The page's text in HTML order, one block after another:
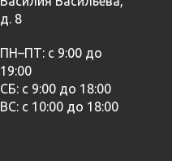
д. 8
ПН–ПТ: с 9:00 до
19:00
СБ: с 9:00 до 18:00
ВС: с 10:00 до 18:00